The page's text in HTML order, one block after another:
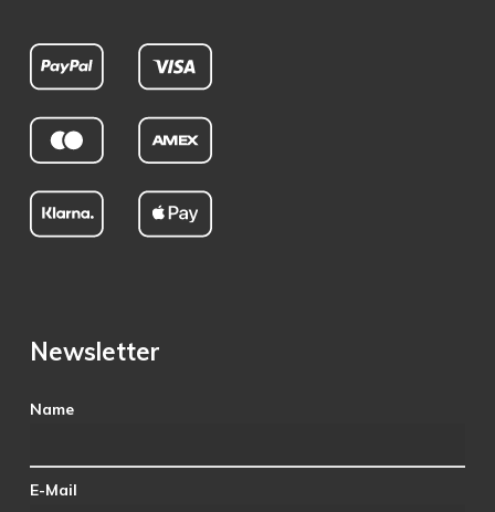
Newsletter
Name
E-Mail